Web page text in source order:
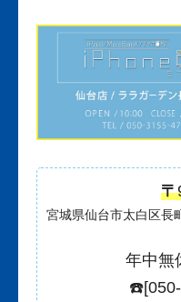
〒
宮城県仙台市太白区長
年中無
☎️[